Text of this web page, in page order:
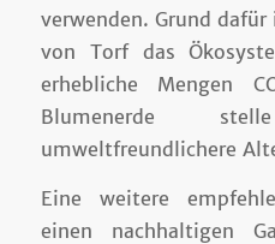
verwenden. Grund
von Torf das
erhebliche Mengen
Blumenerde
umweltfreundlichere
Eine weitere
einen nachhaltigen